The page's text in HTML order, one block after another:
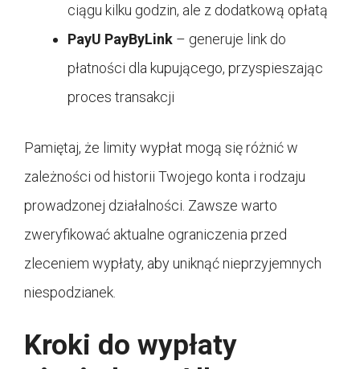
ciągu kilku godzin, ale z dodatkową opłatą
PayU PayByLink – generuje link do
płatności dla kupującego, przyspieszając
proces transakcji
Pamiętaj, że limity wypłat mogą się różnić w
zależności od historii Twojego konta i rodzaju
prowadzonej działalności. Zawsze warto
zweryfikować aktualne ograniczenia przed
zleceniem wypłaty, aby uniknąć nieprzyjemnych
niespodzianek.
Kroki do wypłaty